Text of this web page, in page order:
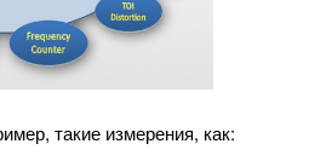
такие измерения, как: